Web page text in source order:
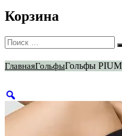
Корзина
Искать:
ГлавнаяГольфыГольфы